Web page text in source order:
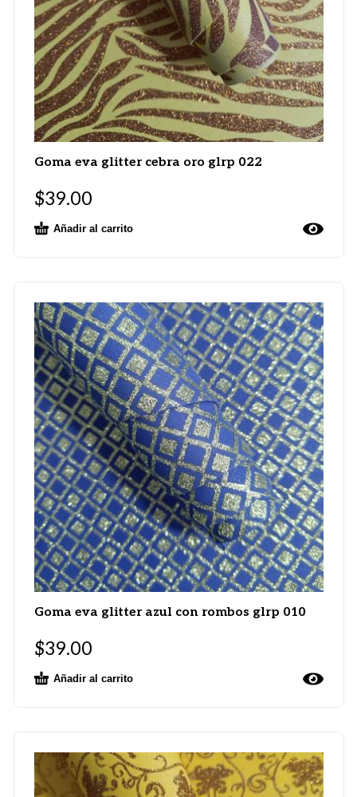
Goma eva glitter cebra oro glrp 022
$39.00
Añadir al carrito
Goma eva glitter azul con rombos glrp 010
$39.00
Añadir al carrito